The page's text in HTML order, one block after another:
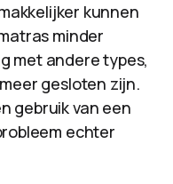
kunnen
minder
met andere types,
gesloten zijn.
gebruik van een
echter